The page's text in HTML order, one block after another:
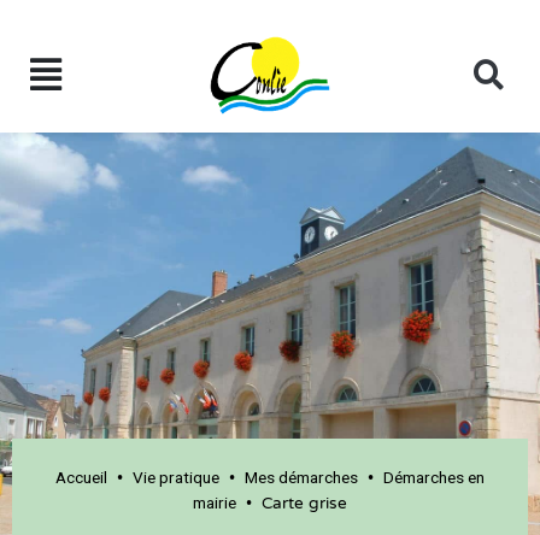
Accueil • Vie pratique • Mes démarches • Démarches en
mairie • Carte grise